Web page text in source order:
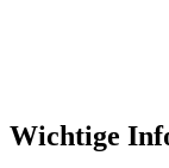
Wichtige